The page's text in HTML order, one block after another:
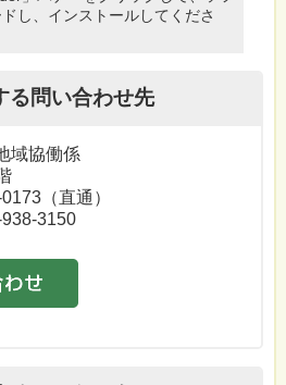
し、インストールしてくださ
る問い合わせ先
域協働係
（直通）
3150